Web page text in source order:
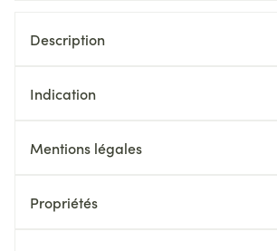
Description
Indication
Mentions légales
Propriétés